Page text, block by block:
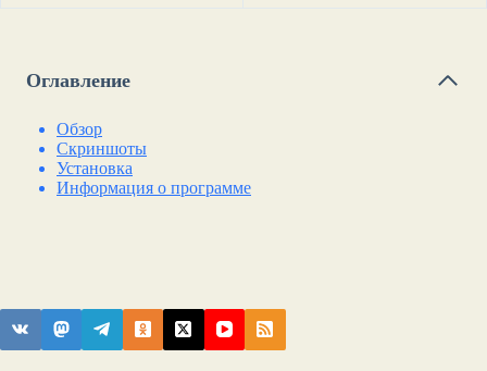
Оглавление
Обзор
Скриншоты
Установка
Информация о программе